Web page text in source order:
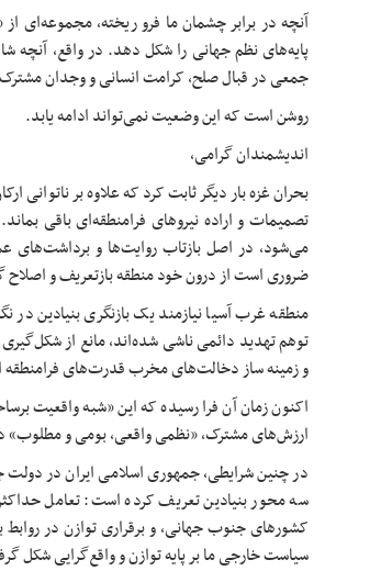
آنچه در برابر چشمان ما فرو ریخته، مجموعه‌ای
پایه‌های نظم جهانی را شکل دهد. در واقع، آنچه
جمعی در قبال صلح، کرامت انسانی و وجدان
روشن است که این وضعیت نمی‌تواند ادامه یابد.
اندیشمندان گرامی،
بحران غزه بار دیگر ثابت کرد که علاوه بر ناتوانی
تصمیمات و اراده نیروهای فرامنطقه‌ای باقی
می‌شود، در اصل بازتاب روایت‌ها و برداشت‌های
ضروری است از درون خود منطقه بازتعریف و اصلاح
منطقه غرب آسیا نیازمند یک بازنگری بنیادین
توهم تهدید دائمی ناشی شده‌اند، مانع از
و زمینه ساز دخالت‌های مخرب قدرت‌های فرامنطقه
اکنون زمان آن فرا رسیده که این «شبه واقعیت
ارزش‌های مشترک، «نظمی واقعی، بومی و مطلوب»
در چنین شرایطی، جمهوری اسلامی ایران در
سه محور بنیادین تعریف کرده است: تعامل
کشورهای جنوب جهانی، و برقراری توازن در
سیاست خارجی ما بر پایه توازن و واقع‌گرایی شکل